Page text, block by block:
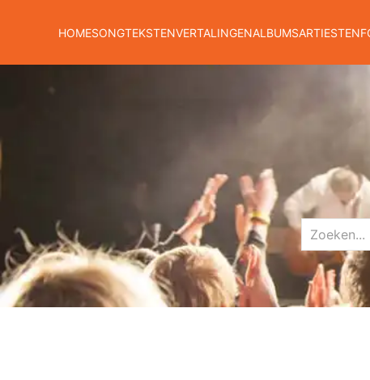
HOMESONGTEKSTENVERTALINGENALBUMSARTIESTEN